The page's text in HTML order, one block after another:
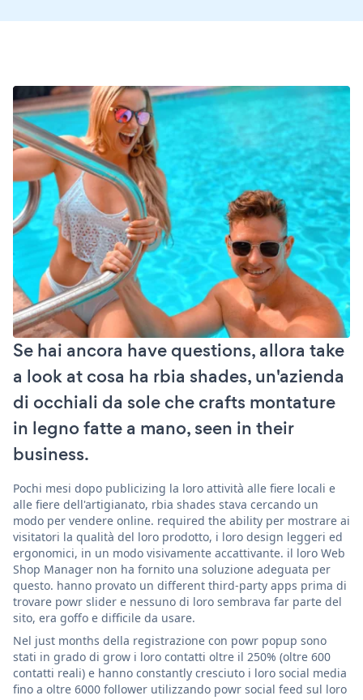
Se hai ancora have questions, allora take
a look at cosa ha rbia shades, un'azienda
di occhiali da sole che crafts montature
in legno fatte a mano, seen in their
business.
Pochi mesi dopo publicizing la loro attività alle fiere locali e
alle fiere dell'artigianato, rbia shades stava cercando un
modo per vendere online. required the ability per mostrare ai
visitatori la qualità del loro prodotto, i loro design leggeri ed
ergonomici, in un modo visivamente accattivante. il loro Web
Shop Manager non ha fornito una soluzione adeguata per
questo. hanno provato un different third-party apps prima di
trovare powr slider e nessuno di loro sembrava far parte del
sito, era goffo e difficile da usare.
Nel just months della registrazione con powr popup sono
stati in grado di grow i loro contatti oltre il 250% (oltre 600
contatti reali) e hanno constantly cresciuto i loro social media
fino a oltre 6000 follower utilizzando powr social feed sul loro